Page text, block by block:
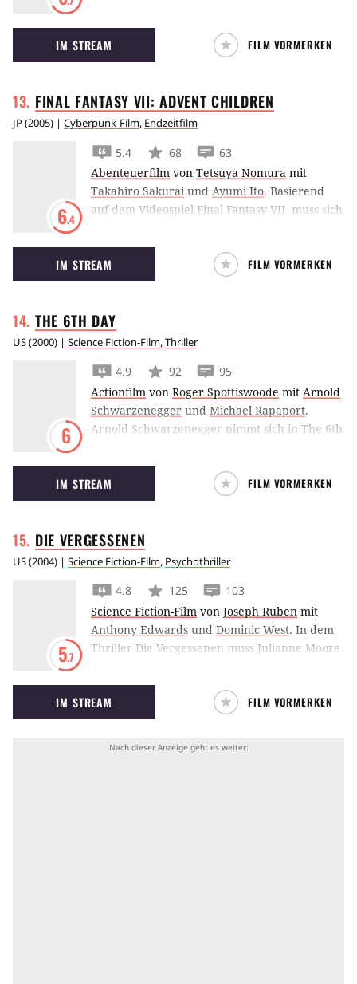
Ein-Kind-Politik hineingeboren werden.
IM STREAM FILM VORMERKEN
FINAL FANTASY VII: ADVENTCHILDREN
JP(2005) | Cyberpunk-Film, Endzeitfilm
6.4
5.4 68
63
Abenteuerfilm von Tetsuya Nomura mit
Takahiro Sakuraiund Ayumi Ito. Basierend
auf dem Videospiel Final Fantasy VII muss sich
Children erneut dem finsteren Sephiroth
stellen.
IM STREAM FILM VORMERKEN
THE 6TH DAY
US(2000) | Science Fiction-Film,Thriller
6
4.9 92
95
Actionfilm von Roger Spottiswoode mit Arnold
Schwarzenegger und Michael Rapaport.
Arnold Schwarzenegger nimmt sich in The 6th
ihn aus seinem Leben verdrängen will.
IM STREAM FILM VORMERKEN
DIE VERGESSENEN
US(2004) | Science Fiction-Film, Psychothriller
5.7
4.8 125
103
Science Fiction-Film von Joseph Ruben mit
Anthony Edwards und Dominic West. In dem
Thriller Die Vergessenen muss Julianne Moore
Sohn tatsächlich existiert hat.
IM STREAM FILM VORMERKEN